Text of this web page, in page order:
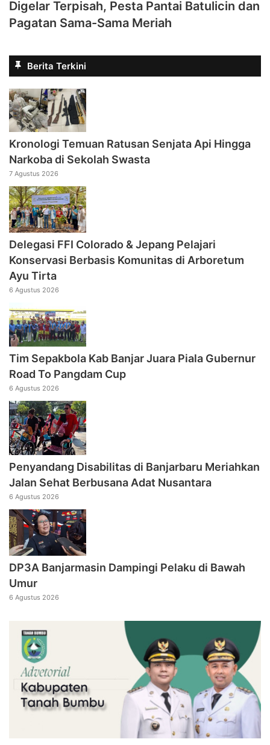
Digelar Terpisah, Pesta Pantai Batulicin dan
Pagatan Sama-Sama Meriah
Berita Terkini
Kronologi Temuan Ratusan Senjata Api Hingga
Narkoba di Sekolah Swasta
7 Agustus 2026
Delegasi FFI Colorado & Jepang Pelajari
Konservasi Berbasis Komunitas di Arboretum
Ayu Tirta
6 Agustus 2026
Tim Sepakbola Kab Banjar Juara Piala Gubernur
Road To Pangdam Cup
6 Agustus 2026
Penyandang Disabilitas di Banjarbaru Meriahkan
Jalan Sehat Berbusana Adat Nusantara
6 Agustus 2026
DP3A Banjarmasin Dampingi Pelaku di Bawah
Umur
6 Agustus 2026